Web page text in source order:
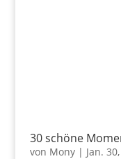
30 schöne
von Mony| Jan.